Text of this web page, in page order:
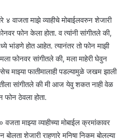
४ वाजता माझे व्याहीचे मोबाईलवरुन शेजारी
फोन केला होता. व त्यांनी सांगीतले की,
भांडणे होत आहेत. त्यानंतर तो फोन माझी
फोनवर सांगीतले की, मला माहेरी घेवुन
माझ्या फातीमालाही पडल्यामुळे जखम झाली
तीला सांगीतले की मी आज येवु शकत नाही वेळ
ठेवला होता.
माझ्या व्याहीच्या मोबाईल क्रमांकावर
शेजारी राहणारे मनिषा निकम बोलल्या